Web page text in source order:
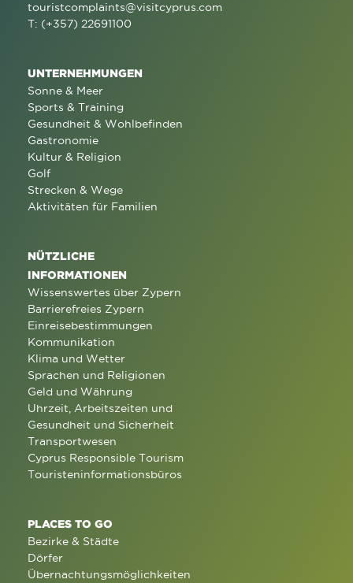
touristcomplaints@visitcyprus.com
T: (+357) 22691100
UNTERNEHMUNGEN
Sonne & Meer
Sports & Training
Gesundheit & Wohlbefinden
Gastronomie
Kultur & Religion
Golf
Strecken & Wege
Aktivitäten für Familien
NÜTZLICHE
INFORMATIONEN
Wissenswertes über Zypern
Barrierefreies Zypern
Einreisebestimmungen
Kommunikation
Klima und Wetter
Sprachen und Religionen
Geld und Währung
Uhrzeit, Arbeitszeiten und
Gesundheit und Sicherheit
Transportwesen
Cyprus Responsible Tourism
Touristeninformationsbüros
PLACES TO GO
Bezirke & Städte
Dörfer
Übernachtungsmöglichkeiten